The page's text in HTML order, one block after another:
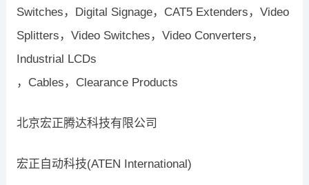
Switches，Digital Signage，CAT5 Extenders，Video
Splitters，Video Switches，Video Converters，
Industrial LCDs
，Cables，Clearance Products
北京宏正腾达科技有限公司
宏正自动科技(ATEN International)